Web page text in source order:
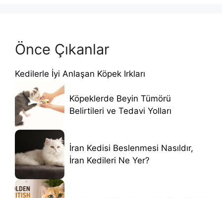
Önce Çıkanlar
Kedilerle İyi Anlaşan Köpek Irkları
Köpeklerde Beyin Tümörü
Belirtileri ve Tedavi Yolları
İran Kedisi Beslenmesi Nasıldır,
İran Kedileri Ne Yer?